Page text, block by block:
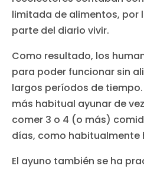
limitada de alimentos, por
parte del diario vivir.
Como resultado, los
para poder funcionar sin
largos períodos de tiempo.
más habitual ayunar de
comer 3 o 4 (o más)
días, como habitualmente
El ayuno también se ha